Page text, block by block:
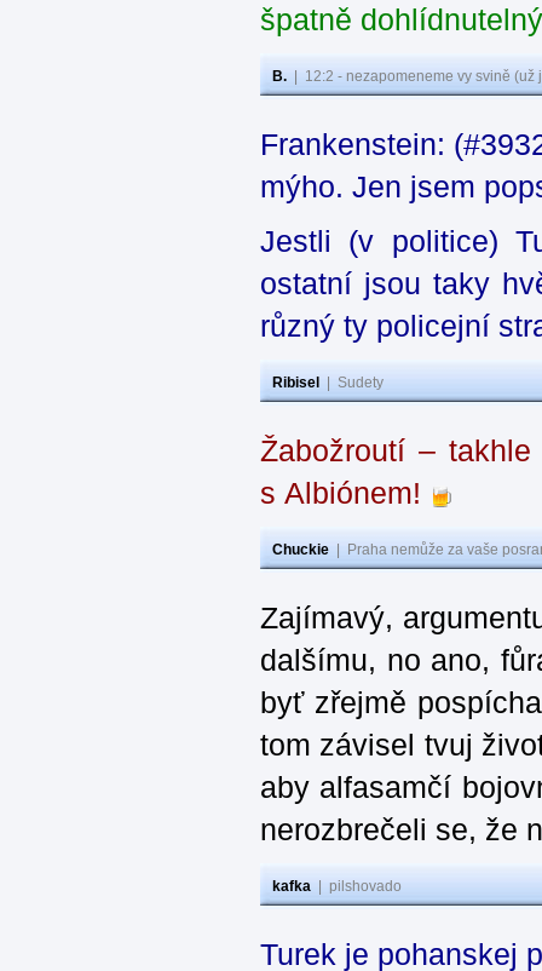
špatně
B. 12:2 - nezapomeneme vy svině
Frankenstein:
mýho. Jen jsem
Jestli (v politice)
ostatní jsou taky
různý ty policejní
Ribisel Sudety
Žabožroutí –
s Albiónem!
Chuckie Praha nemůže za vaše
Zajímavý,
dalšímu, no ano,
byť zřejmě
tom závisel tvuj
aby alfasamčí
nerozbrečeli se, že
kafka pilshovado
Turek je pohanskej